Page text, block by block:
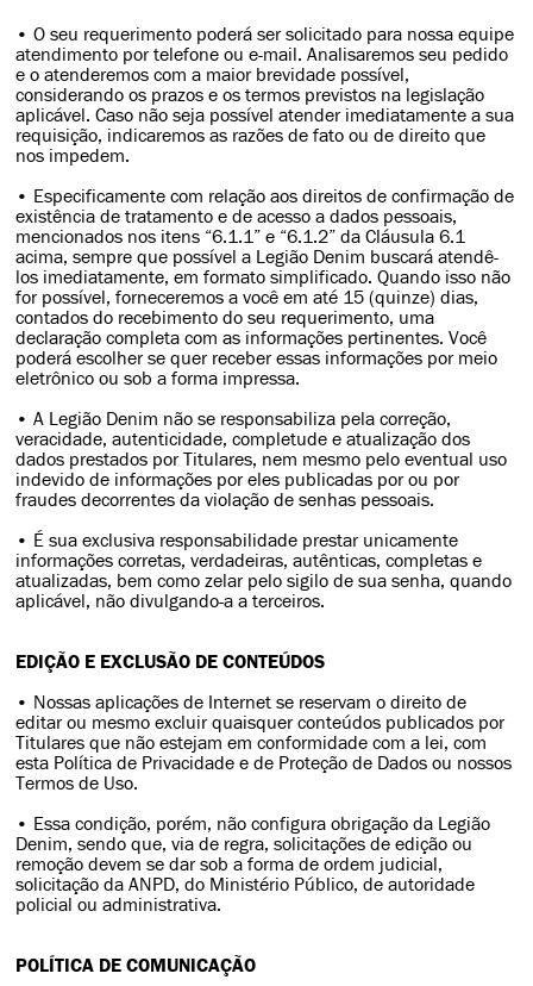
• O seu requerimento poderá ser solicitado para nossa equipe
atendimento por telefone ou e-mail. Analisaremos seu pedido
e o atenderemos com a maior brevidade possível,
considerando os prazos e os termos previstos na legislação
aplicável. Caso não seja possível atender imediatamente a sua
requisição, indicaremos as razões de fato ou de direito que
nos impedem.
• Especificamente com relação aos direitos de confirmação de
existência de tratamento e de acesso a dados pessoais,
mencionados nos itens “6.1.1” e “6.1.2” da Cláusula 6.1
acima, sempre que possível a Legião Denim buscará atendê-
los imediatamente, em formato simplificado. Quando isso não
for possível, forneceremos a você em até 15 (quinze) dias,
contados do recebimento do seu requerimento, uma
declaração completa com as informações pertinentes. Você
poderá escolher se quer receber essas informações por meio
eletrônico ou sob a forma impressa.
• A Legião Denim não se responsabiliza pela correção,
veracidade, autenticidade, completude e atualização dos
dados prestados por Titulares, nem mesmo pelo eventual uso
indevido de informações por eles publicadas por ou por
fraudes decorrentes da violação de senhas pessoais.
• É sua exclusiva responsabilidade prestar unicamente
informações corretas, verdadeiras, autênticas, completas e
atualizadas, bem como zelar pelo sigilo de sua senha, quando
aplicável, não divulgando-a a terceiros.
EDIÇÃO E EXCLUSÃO DE CONTEÚDOS
• Nossas aplicações de Internet se reservam o direito de
editar ou mesmo excluir quaisquer conteúdos publicados por
Titulares que não estejam em conformidade com a lei, com
esta Política de Privacidade e de Proteção de Dados ou nossos
Termos de Uso.
• Essa condição, porém, não configura obrigação da Legião
Denim, sendo que, via de regra, solicitações de edição ou
remoção devem se dar sob a forma de ordem judicial,
solicitação da ANPD, do Ministério Público, de autoridade
policial ou administrativa.
POLÍTICA DE COMUNICAÇÃO